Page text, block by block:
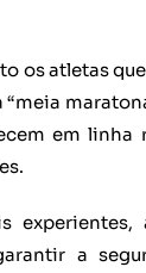
os atletas
em linha
a